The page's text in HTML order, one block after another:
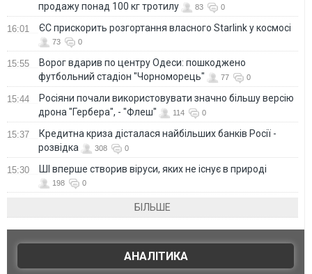
продажу понад 100 кг тротилу
83 0
16:01 ЄС прискорить розгортання власного Starlink у космосі
73 0
15:55
Ворог вдарив по центру Одеси: пошкоджено
футбольний стадіон "Чорноморець"
77 0
15:44
Росіяни почали використовувати значно більшу версію
дрона "Гербера", - "Флеш"
114 0
15:37
Кредитна криза дісталася найбільших банків Росії -
розвідка
308 0
15:30 ШІ вперше створив віруси, яких не існує в природі
198 0
БІЛЬШЕ
АНАЛІТИКА